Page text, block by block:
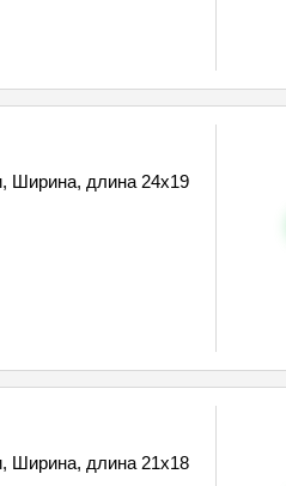
Ширина, длина 24х19
Ширина, длина 21х18